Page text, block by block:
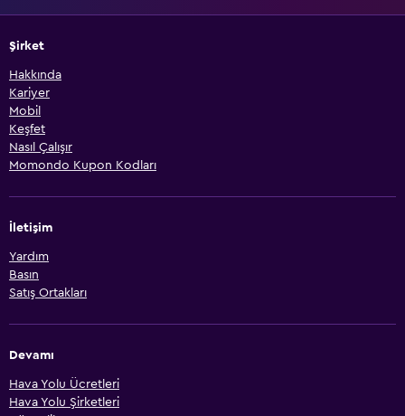
Şirket
Hakkında
Kariyer
Mobil
Keşfet
Nasıl Çalışır
Momondo Kupon Kodları
İletişim
Yardım
Basın
Satış Ortakları
Devamı
Hava Yolu Ücretleri
Hava Yolu Şirketleri